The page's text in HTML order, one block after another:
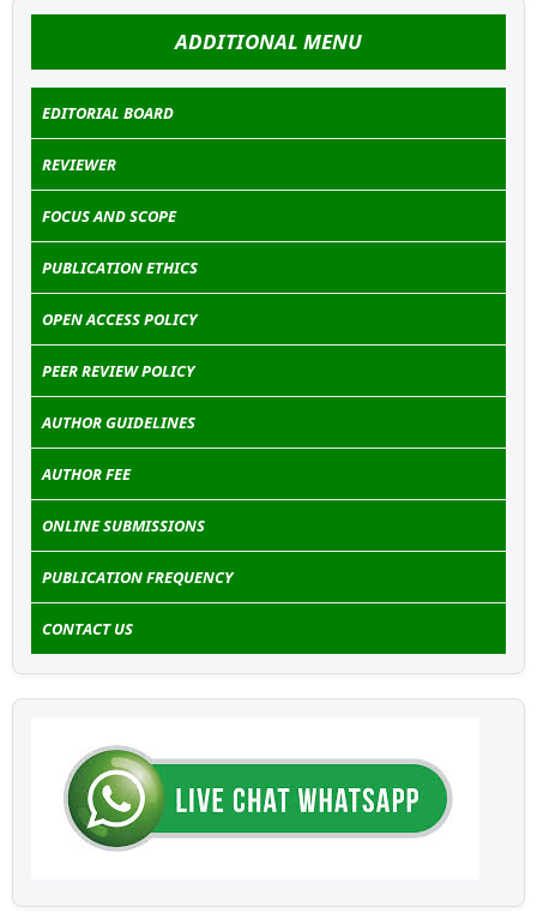
ADDITIONAL MENU
EDITORIAL BOARD
REVIEWER
FOCUS AND SCOPE
PUBLICATION ETHICS
OPEN ACCESS POLICY
PEER REVIEW POLICY
AUTHOR GUIDELINES
AUTHOR FEE
ONLINE SUBMISSIONS
PUBLICATION FREQUENCY
CONTACT US